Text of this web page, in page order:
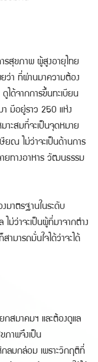
ารสุขภาพ ผู้สูงอายุไทย
ยว่า ที่ผ่านมาความต้อง
ได้จากการขึ้นทะเบียน
มีอยู่ราว 250 แห่ง
าะสมที่จะเป็นจุดหมาย
ยณ ไม่ว่าจะเป็นด้านการ
ยทางอาหาร วัฒนธรรม
มาตรฐานในระดับ
ไม่ว่าจะเป็นผู้ที่มาจากต่าง
ามารถมั่นใจได้ว่าจะได้
สมาคมฯ และต้องดูแล
ภาพจึงเป็น
ลมกล่อม เพราะวิกฤติที่